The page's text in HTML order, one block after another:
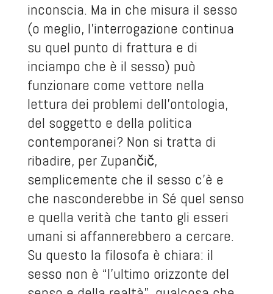
inconscia. Ma in che misura il sesso
(o meglio, l’interrogazione continua
su quel punto di frattura e di
inciampo che è il sesso) può
funzionare come vettore nella
lettura dei problemi dell’ontologia,
del soggetto e della politica
contemporanei? Non si tratta di
ribadire, per Zupančič,
semplicemente che il sesso c’è e
che nasconderebbe in Sé quel senso
e quella verità che tanto gli esseri
umani si affannerebbero a cercare.
Su questo la filosofa è chiara: il
sesso non è “l’ultimo orizzonte del